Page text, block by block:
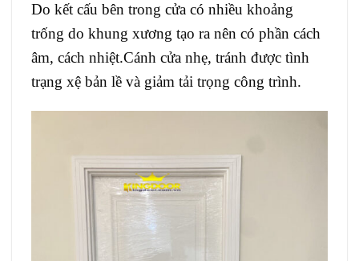
Do kết cấu bên trong cửa có nhiều khoảng
trống do khung xương tạo ra nên có phần cách
âm, cách nhiệt.Cánh cửa nhẹ, tránh được tình
trạng xệ bản lề và giảm tải trọng công trình.